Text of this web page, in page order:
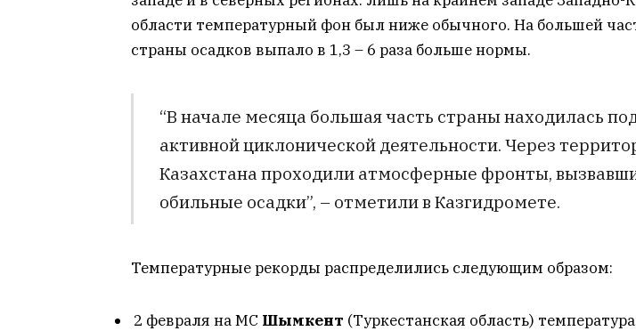
области температурный фон был ниже обычного. На большей
страны осадков выпало в 1,3 – 6 раза больше нормы.
“В начале месяца большая часть страны находилась
активной циклонической деятельности. Через
Казахстана проходили атмосферные фронты,
обильные осадки”, – отметили в Казгидромете.
Температурные рекорды распределились следующим образом:
2 февраля на МС Шымкент (Туркестанская область)